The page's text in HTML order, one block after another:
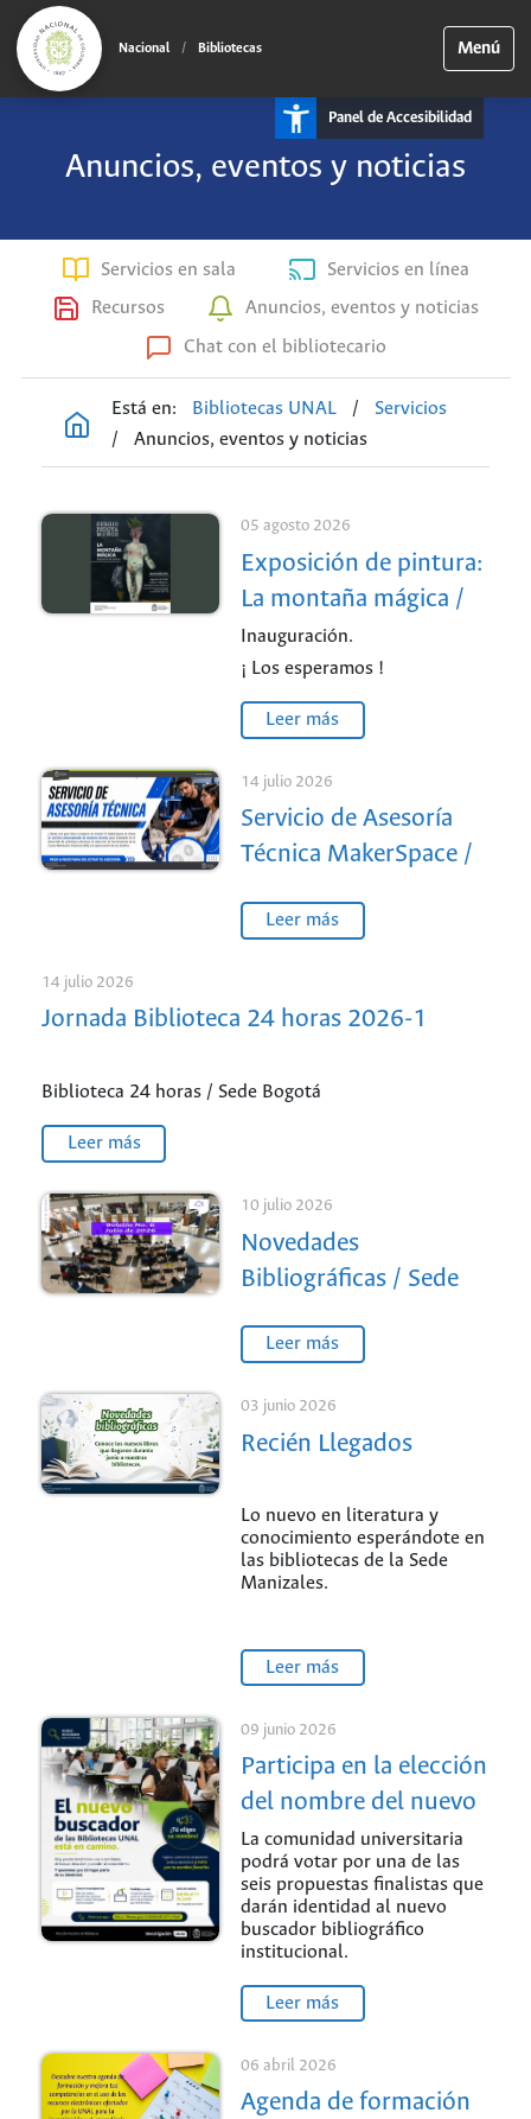
Nacional / Bibliotecas Menú
Panel de Accesibilidad
Anuncios, eventos y noticias
Servicios en sala
Servicios en línea
Recursos
Anuncios, eventos y noticias
Chat con el bibliotecario
Está en: Bibliotecas UNAL /
Servicios
/
Anuncios, eventos y noticias
05 agosto 2026
Exposición de pintura:
La montaña mágica /
Sede Medellín
Inauguración.
¡ Los esperamos !
Leer más
14 julio 2026
Servicio de Asesoría
Técnica MakerSpace /
Leer más
14 julio 2026
Jornada Biblioteca 24 horas 2026-1
Biblioteca 24 horas / Sede Bogotá
Leer más
10 julio 2026
Novedades
Bibliográficas / Sede
Leer más
03 junio 2026
Recién Llegados
Lo nuevo en literatura y
conocimiento esperándote en
las bibliotecas de la Sede
Manizales.
Leer más
09 junio 2026
Participa en la elección
del nombre del nuevo
descubridor
bibliográfico de la
Universidad Nacional
de Colombia
La comunidad universitaria
podrá votar por una de las
seis propuestas finalistas que
darán identidad al nuevo
buscador bibliográfico
institucional.
Leer más
06 abril 2026
Agenda de formación